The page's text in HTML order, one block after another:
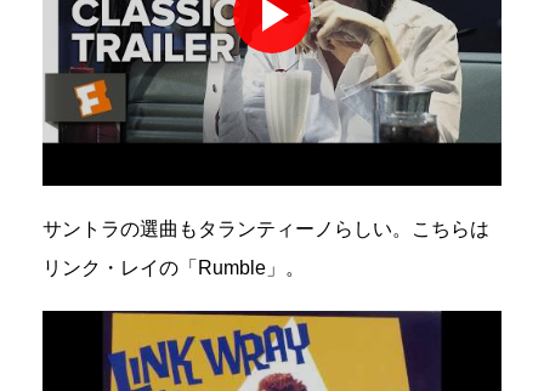
サントラの選曲もタランティーノらしい。こちらは
リンク・レイの「Rumble」。